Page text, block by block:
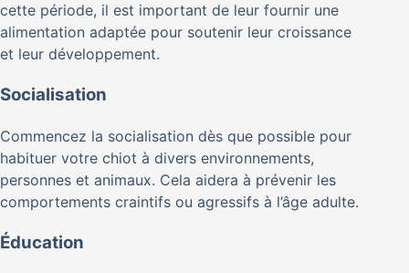
cette période, il est important de leur fournir une
alimentation adaptée pour soutenir leur croissance
et leur développement.
Socialisation
Commencez la socialisation dès que possible pour
habituer votre chiot à divers environnements,
personnes et animaux. Cela aidera à prévenir les
comportements craintifs ou agressifs à l’âge adulte.
Éducation